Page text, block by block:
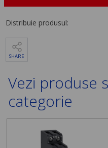
Distribuie produsul:
SHARE
Vezi produse
categorie